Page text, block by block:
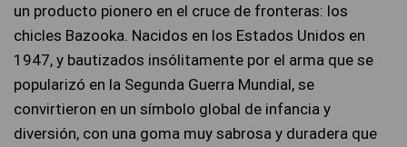
un producto pionero en el cruce de fronteras: los
chicles Bazooka. Nacidos en los Estados Unidos en
1947, y bautizados insólitamente por el arma que se
popularizó en la Segunda Guerra Mundial, se
convirtieron en un símbolo global de infancia y
diversión, con una goma muy sabrosa y duradera que